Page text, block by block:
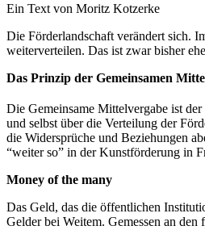
Ein Text von Moritz Kotzerke
Die Förderlandschaft verändert sich.
weiterverteilen. Das ist zwar bisher
Das Prinzip der Gemeinsamen
Die Gemeinsame Mittelvergabe ist
und selbst über die Verteilung der
die Widersprüche und Beziehungen
“weiter so” in der Kunstförderung in
Money of the many
Das Geld, das die öffentlichen
Gelder bei Weitem. Gemessen an